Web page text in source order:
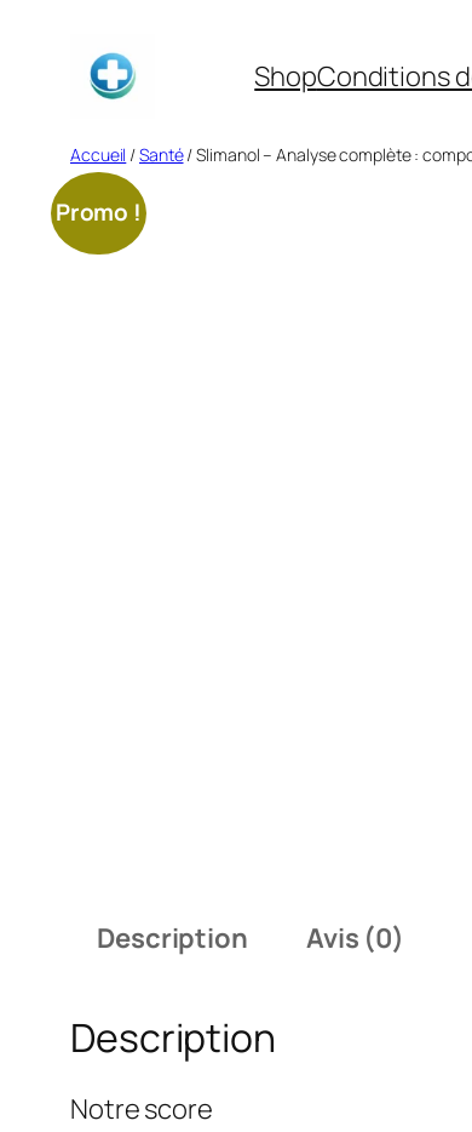
contenu
ShopConditions
Accueil /Santé/ Slimanol – Analyse complète :
Promo !
Description
Avis (0)
Description
Notre score